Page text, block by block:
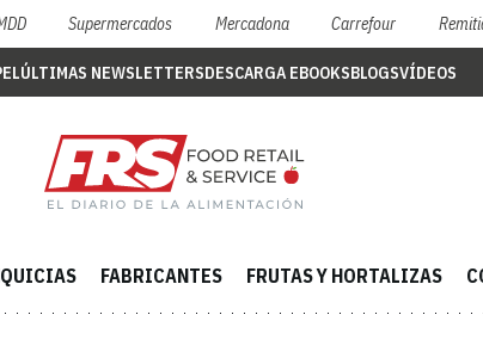
Supermercados Mercadona Carrefour
ÚLTIMAS NEWSLETTERSDESCARGA EBOOKSBLOGSVÍDEOS
FABRICANTES FRUTAS Y HORTALIZAS